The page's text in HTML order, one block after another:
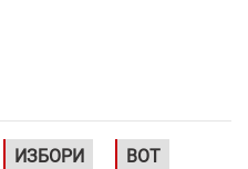
ИЗБОРИ ВОТ